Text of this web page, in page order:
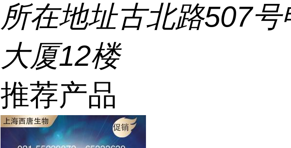
所在地址古北路507号
大厦12楼
推荐产品